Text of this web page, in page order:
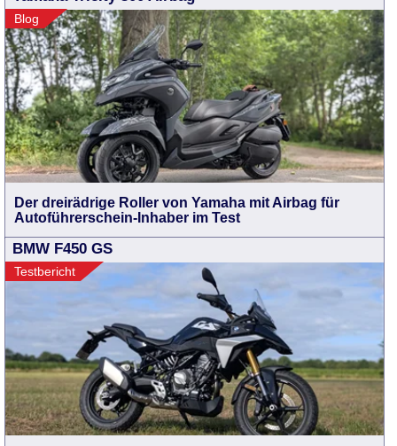
Blog
Der dreirädrige Roller von Yamaha mit Airbag für
Autoführerschein-Inhaber im Test
BMW F450 GS
Testbericht